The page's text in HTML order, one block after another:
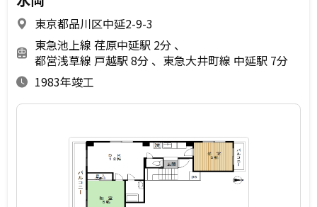
東京都品川区中延2-9-3
東急池上線 荏原中延駅 2分
都営浅草線 戸越駅 8分
東急大井町線 中延駅 7分
1983年竣工